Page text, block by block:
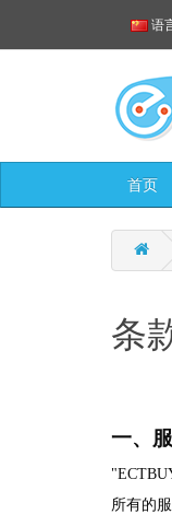
语
首页
条
一、
所有的